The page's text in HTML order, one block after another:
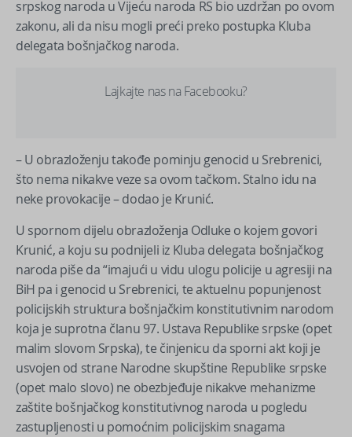
srpskog naroda u Vijeću naroda RS bio uzdržan po ovom
zakonu, ali da nisu mogli preći preko postupka Kluba
delegata bošnjačkog naroda.
Lajkajte nas na Facebooku?
– U obrazloženju takođe pominju genocid u Srebrenici,
što nema nikakve veze sa ovom tačkom. Stalno idu na
neke provokacije – dodao je Krunić.
U spornom dijelu obrazloženja Odluke o kojem govori
Krunić, a koju su podnijeli iz Kluba delegata bošnjačkog
naroda piše da “imajući u vidu ulogu policije u agresiji na
BiH pa i genocid u Srebrenici, te aktuelnu popunjenost
policijskih struktura bošnjačkim konstitutivnim narodom
koja je suprotna članu 97. Ustava Republike srpske (opet
malim slovom Srpska), te činjenicu da sporni akt koji je
usvojen od strane Narodne skupštine Republike srpske
(opet malo slovo) ne obezbjeđuje nikakve mehanizme
zaštite bošnjačkog konstitutivnog naroda u pogledu
zastupljenosti u pomoćnim policijskim snagama